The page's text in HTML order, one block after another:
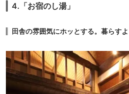
4.「お宿のし湯」
田舎の雰囲気にホッとする。暮らす